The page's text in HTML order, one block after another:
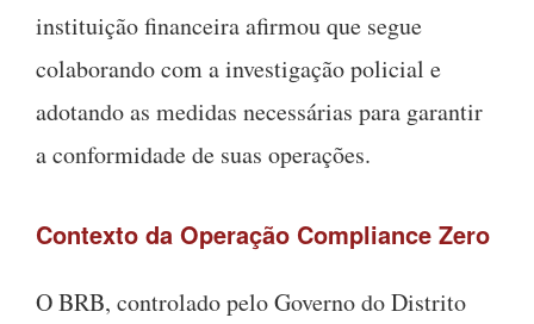
instituição financeira afirmou que segue
colaborando com a investigação policial e
adotando as medidas necessárias para garantir
a conformidade de suas operações.
Contexto da Operação Compliance Zero
O BRB, controlado pelo Governo do Distrito